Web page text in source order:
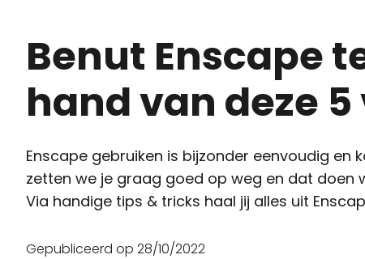
Benut Enscape
hand van deze 5
Enscape gebruiken is bijzonder eenvoudig en
zetten we je graag goed op weg en dat doen
Via handige tips & tricks haal jij alles uit
Gepubliceerd op 28/10/2022